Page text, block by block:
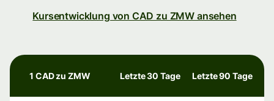
Kursentwicklung von CAD zu ZMW ansehen
1 CAD zu ZMW Letzte 30 Tage Letzte 90 Tage